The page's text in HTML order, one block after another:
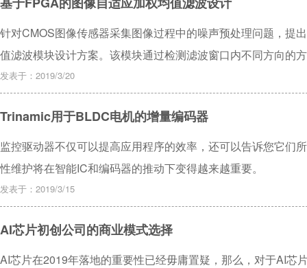
针对CMOS图像传感器采集图像过程中的噪声预处理问题，提
值滤波模块设计方案。该模块通过检测滤波窗口内不同方向的
系数，可以对宽度不超过4 094像素的图像进行流水线式的加
过实验验证，当图像宽度为2 048时，输入输出延时仅为42.04
显减少，纹理边缘毛刺消失，能较好地改善图像质量。
发表于：2019/3/20
Trinamic用于BLDC电机的增量编码器
监控驱动器不仅可以提高应用程序的效率，还可以告诉您它们
性维护将在智能IC和编码器的推动下变得越来越重要。
发表于：2019/3/15
AI芯片初创公司的商业模式选择
AI芯片在2019年落地的重要性已经毋庸置疑，那么，对于AI芯